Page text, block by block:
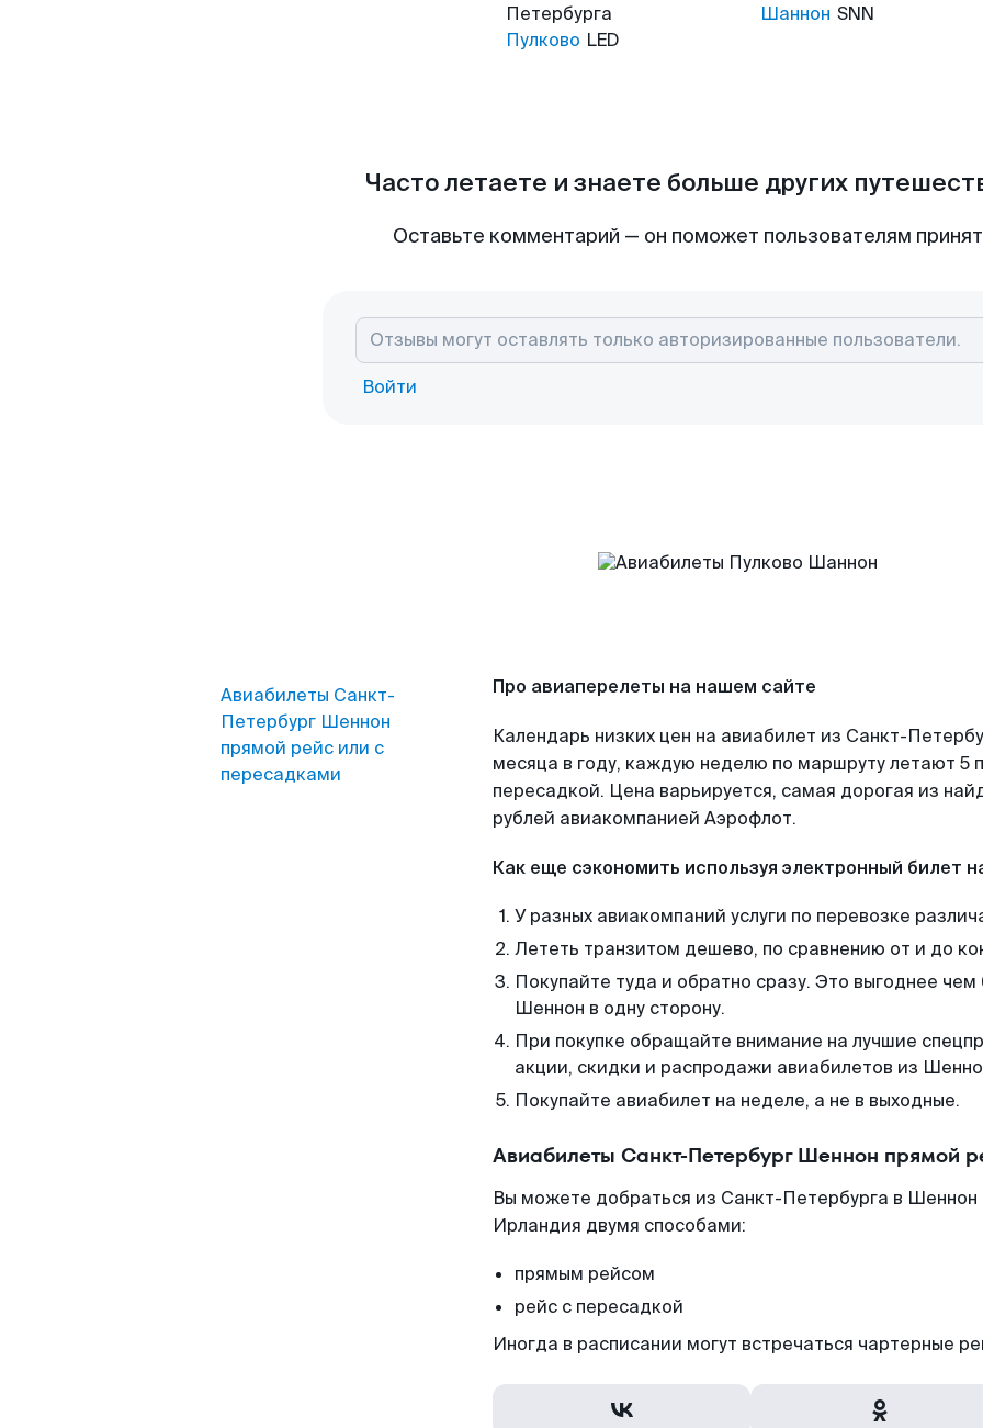
Петербурга
Пулково LED
Шаннон SNN
Часто летаете и знаете больше других
Оставьте комментарий — он поможет пользователям
Войти
Авиабилеты Санкт-
Петербург Шеннон
прямой рейс или с
пересадками
Про авиаперелеты на нашем сайте
Календарь низких цен на авиабилет из Санкт-
месяца в году, каждую неделю по маршруту летают 5
пересадкой. Цена варьируется, самая дорогая из
рублей авиакомпанией Аэрофлот.
Как еще сэкономить используя электронный билет
У разных авиакомпаний услуги по перевозке
Лететь транзитом дешево, по сравнению от и до
Покупайте туда и обратно сразу. Это выгоднее
Шеннон в одну сторону.
При покупке обращайте внимание на лучшие
акции, скидки и распродажи авиабилетов из
Покупайте авиабилет на неделе, а не в выходные.
Авиабилеты Санкт-Петербург Шеннон прямой
Вы можете добраться из Санкт-Петербурга в Шеннон
Ирландия двумя способами:
прямым рейсом
рейс с пересадкой
Иногда в расписании могут встречаться чартерные